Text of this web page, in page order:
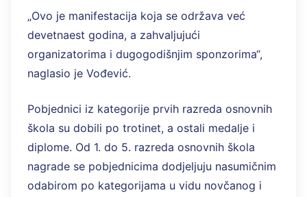
„Ovo je manifestacija koja se održava već
devetnaest godina, a zahvaljujući
organizatorima i dugogodišnjim sponzorima“,
naglasio je Vođević.
Pobjednici iz kategorije prvih razreda osnovnih
škola su dobili po trotinet, a ostali medalje i
diplome. Od 1. do 5. razreda osnovnih škola
nagrade se pobjednicima dodjeljuju nasumičnim
odabirom po kategorijama u vidu novčanog i